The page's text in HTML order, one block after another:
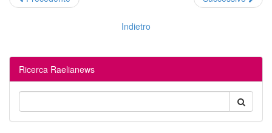
Indietro
Ricerca Raelianews